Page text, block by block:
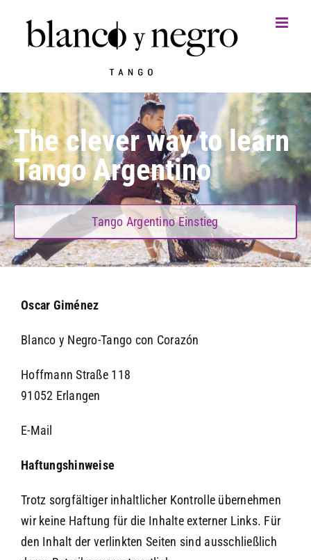
springen
The clever wayto learn
Tango Argentino
Tango Argentino Einstieg
Oscar Giménez
Blanco y Negro-Tango con Corazón
Hoffmann Straße 118
91052 Erlangen
E-Mail
Haftungshinweise
Trotz sorgfältiger inhaltlicher Kontrolle übernehmen
wir keine Haftung für die Inhalte externer Links. Für
den Inhalt der verlinkten Seiten sind ausschließlich